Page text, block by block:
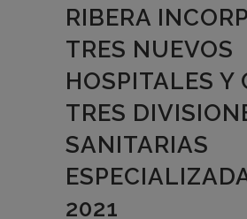
RIBERA
TRES NUEVOS
HOSPITALES Y
TRES
SANITARIAS
2021